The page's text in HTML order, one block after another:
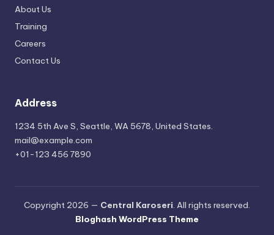
About Us
Training
Careers
Contact Us
Address
1234 5th Ave S, Seattle, WA 5678, United States.
mail@example.com
+01-123 456 7890
Copyright 2026 — Central Karoseri. All rights reserved.
Bloghash WordPress Theme